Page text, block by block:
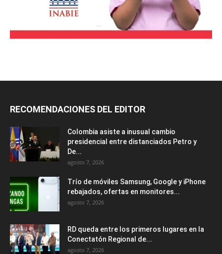
RECOMENDACIONES DEL EDITOR
Colombia asiste a inusual cambio
presidencial entre distanciados Petro y
De...
agosto 7, 2026
Trío de móviles Samsung, Google y iPhone
rebajados, ofertas en monitores...
agosto 7, 2026
RD queda entre los primeros lugares en la
Conectatón Regional de...
agosto 7, 2026